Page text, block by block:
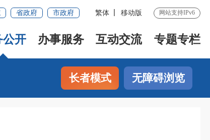
省政府 市政府 繁体 移动版 网站支持IPv6
公开 办事服务 互动交流 专题专栏
长者模式 无障碍浏览